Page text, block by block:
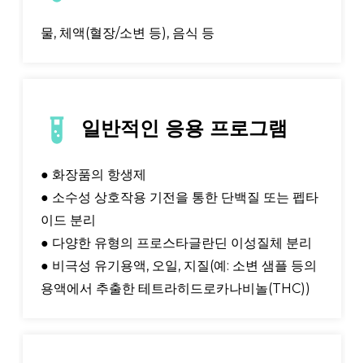
물, 체액(혈장/소변 등), 음식 등
일반적인 응용 프로그램
● 화장품의 항생제
● 소수성 상호작용 기전을 통한 단백질 또는 펩타
이드 분리
● 다양한 유형의 프로스타글란딘 이성질체 분리
● 비극성 유기용액, 오일, 지질(예: 소변 샘플 등의
용액에서 추출한 테트라히드로카나비놀(THC))